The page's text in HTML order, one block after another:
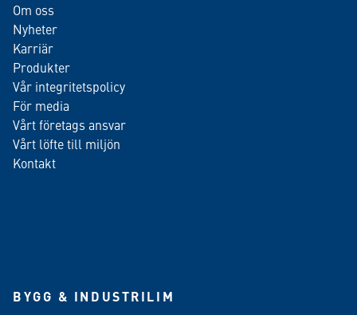
Om oss
Nyheter
Karriär
Produkter
Vår integritetspolicy
För media
Vårt företags ansvar
Vårt löfte till miljön
Kontakt
BYGG & INDUSTRILIM